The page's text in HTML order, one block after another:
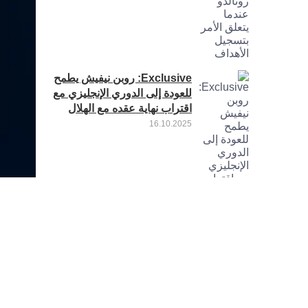
Exclusive: روبن نيفيش يطمح
للعودة إلى الدوري الإنجليزي مع
اقتراب نهاية عقده مع الهلال
16.10.2025